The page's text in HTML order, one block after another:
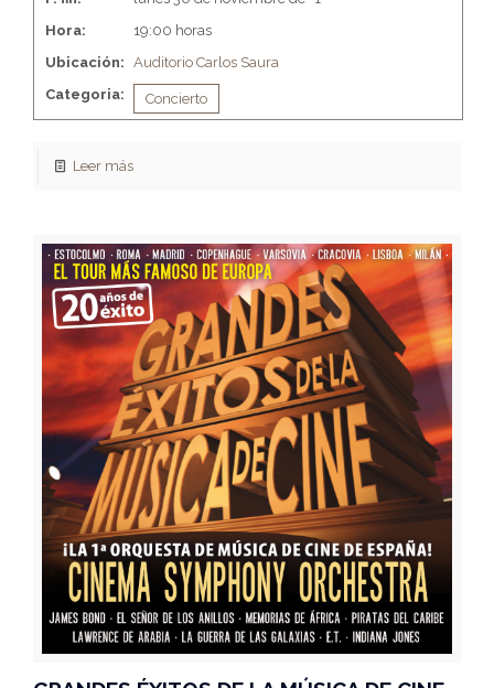
Hora:
19:00 horas
Ubicación: Auditorio Carlos Saura
Categoria:
Concierto
Leer más